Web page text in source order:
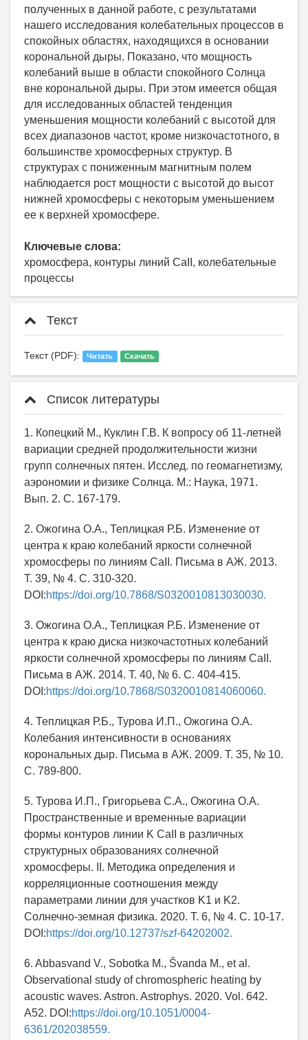
полученных в данной работе, с результатами
нашего исследования колебательных процессов в
спокойных областях, находящихся в основании
корональной дыры. Показано, что мощность
колебаний выше в области спокойного Солнца
вне корональной дыры. При этом имеется общая
для исследованных областей тенденция
уменьшения мощности колебаний с высотой для
всех диапазонов частот, кроме низкочастотного, в
большинстве хромосферных структур. В
структурах с пониженным магнитным полем
наблюдается рост мощности с высотой до высот
нижней хромосферы с некоторым уменьшением
ее к верхней хромосфере.
Ключевые слова:
хромосфера, контуры линий CaII, колебательные
процессы
Текст
Текст (PDF): Читать Скачать
Список литературы
1. Копецкий М., Куклин Г.В. К вопросу об 11-летней
вариации средней продолжительности жизни
групп солнечных пятен. Исслед. по геомагнетизму,
аэрономии и физике Солнца. М.: Наука, 1971.
Вып. 2. С. 167-179.
2. Ожогина О.А., Теплицкая Р.Б. Изменение от
центра к краю колебаний яркости солнечной
хромосферы по линиям CaII. Письма в АЖ. 2013.
Т. 39, № 4. С. 310-320.
DOI:https://doi.org/10.7868/S0320010813030030.
3. Ожогина О.А., Теплицкая Р.Б. Изменение от
центра к краю диска низкочастотных колебаний
яркости солнечной хромосферы по линиям CaII.
Письма в АЖ. 2014. Т. 40, № 6. С. 404-415.
DOI:https://doi.org/10.7868/S0320010814060060.
4. Теплицкая Р.Б., Турова И.П., Ожогина О.А.
Колебания интенсивности в основаниях
корональных дыр. Письма в АЖ. 2009. Т. 35, № 10.
С. 789-800.
5. Турова И.П., Григорьева С.А., Ожогина О.А.
Пространственные и временные вариации
формы контуров линии K CaII в различных
структурных образованиях солнечной
хромосферы. II. Методика определения и
корреляционные соотношения между
параметрами линии для участков K1 и K2.
Солнечно-земная физика. 2020. Т. 6, № 4. С. 10-17.
DOI:https://doi.org/10.12737/szf-64202002.
6. Abbasvand V., Sobotka M., Švanda M., et al.
Observational study of chromospheric heating by
acoustic waves. Astron. Astrophys. 2020. Vol. 642.
A52. DOI:https://doi.org/10.1051/0004-
6361/202038559.